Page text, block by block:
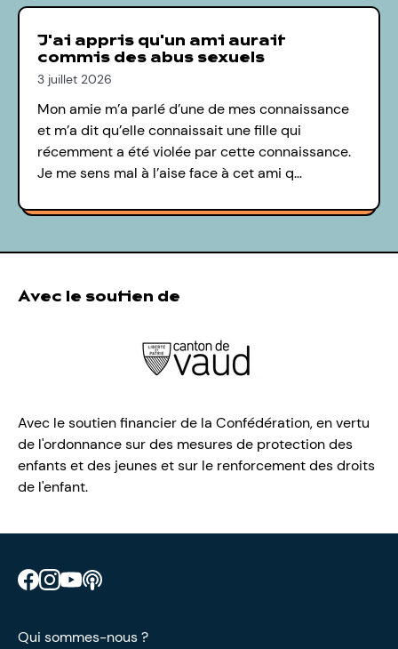
J'ai appris qu'un ami aurait
commis des abus sexuels
3 juillet 2026
Mon amie m’a parlé d’une de mes connaissance
et m’a dit qu’elle connaissait une fille qui
récemment a été violée par cette connaissance.
Je me sens mal à l’aise face à cet ami q…
Avec le soutien de
Avec le soutien financier de la Confédération, en vertu
de l'ordonnance sur des mesures de protection des
enfants et des jeunes et sur le renforcement des droits
de l'enfant.
Retrouve CIAO sur Facebook
Retrouve CIAO sur Instagram
Retrouve CIAO sur YouTube
Qui sommes-nous ?